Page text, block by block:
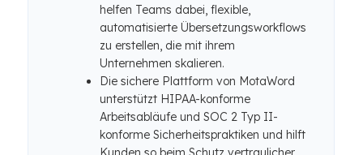
helfen Teams dabei, flexible,
automatisierte Übersetzungsworkflows
zu erstellen, die mit ihrem
Unternehmen skalieren.
Die sichere Plattform von MotaWord
unterstützt HIPAA-konforme
Arbeitsabläufe und SOC 2 Typ II-
konforme Sicherheitspraktiken und hilft